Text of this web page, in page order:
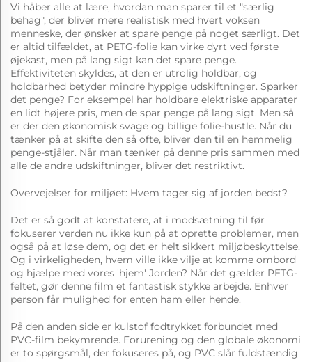
Vi håber alle at lære, hvordan man sparer til et "særlig
behag", der bliver mere realistisk med hvert voksen
menneske, der ønsker at spare penge på noget særligt. Det
er altid tilfældet, at PETG-folie kan virke dyrt ved første
øjekast, men på lang sigt kan det spare penge.
Effektiviteten skyldes, at den er utrolig holdbar, og
holdbarhed betyder mindre hyppige udskiftninger. Sparker
det penge? For eksempel har holdbare elektriske apparater
en lidt højere pris, men de spar penge på lang sigt. Men så
er der den økonomisk svage og billige folie-hustle. Når du
tænker på at skifte den så ofte, bliver den til en hemmelig
penge-stjåler. Når man tænker på denne pris sammen med
alle de andre udskiftninger, bliver det restriktivt.
Overvejelser for miljøet: Hvem tager sig af jorden bedst?
Det er så godt at konstatere, at i modsætning til før
fokuserer verden nu ikke kun på at oprette problemer, men
også på at løse dem, og det er helt sikkert miljøbeskyttelse.
Og i virkeligheden, hvem ville ikke vilje at komme ombord
og hjælpe med vores 'hjem' Jorden? Når det gælder PETG-
feltet, gør denne film et fantastisk stykke arbejde. Enhver
person får mulighed for enten ham eller hende.
På den anden side er kulstof fodtrykket forbundet med
PVC-film bekymrende. Forurening og den globale økonomi
er to spørgsmål, der fokuseres på, og PVC slår fuldstændig